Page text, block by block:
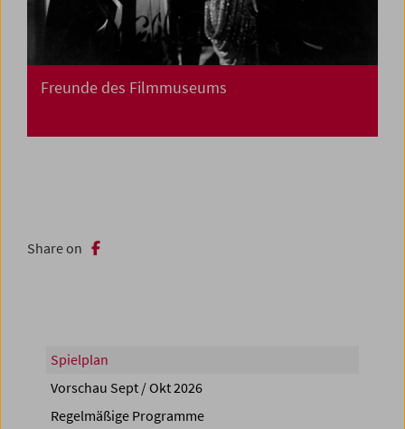
Freunde des Filmmuseums
Share on
Spielplan
Vorschau Sept / Okt 2026
Regelmäßige Programme